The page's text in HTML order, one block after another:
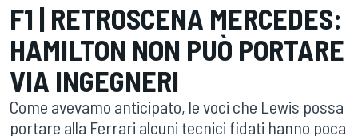
F1 | RETROSCENA MERCEDES:
HAMILTON NON PUÒ PORTARE
VIA INGEGNERI
Come avevamo anticipato, le voci che Lewis possa
portare alla Ferrari alcuni tecnici fidati hanno poca